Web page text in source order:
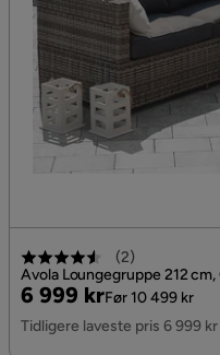
(2)
Avola Loungegruppe 212 cm,
Pris
6 999 kr
Original
Pris
Før 10 499 kr
Tidligere laveste pris 6 999 kr